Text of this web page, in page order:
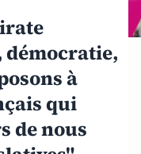
à
qui
de nous